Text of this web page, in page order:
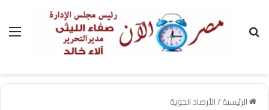
بحث عن
الرئيسية/الأرصاد الجوية